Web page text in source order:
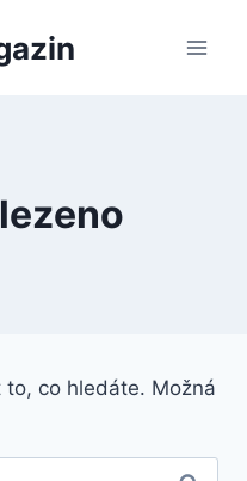
co hledáte. Možná